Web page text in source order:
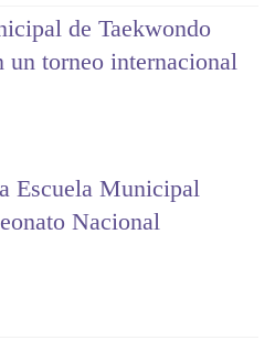
de Taekwondo
un torneo internacional
Escuela Municipal
Nacional